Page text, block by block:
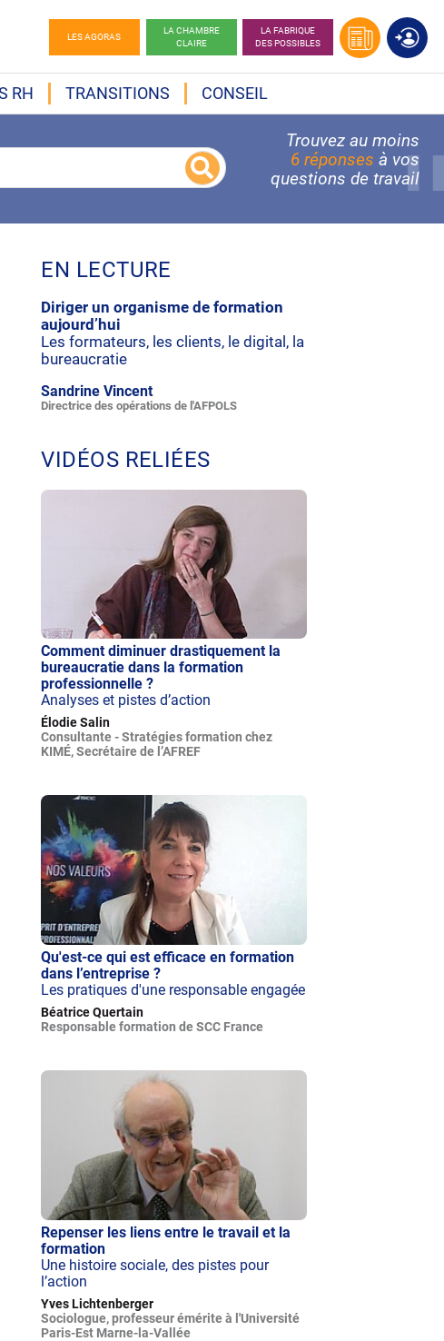
LES AGORAS
LA CHAMBRE
CLAIRE
LA FABRIQUE
DES POSSIBLES
RH TRANSITIONS CONSEIL
Trouvez au moins
6 réponses à vos
questions de travail
EN LECTURE
Diriger un organisme de formation
aujourd’hui
Les formateurs, les clients, le digital, la
bureaucratie
Sandrine Vincent
Directrice des opérations de l'AFPOLS
VIDÉOS RELIÉES
Comment diminuer drastiquement la
bureaucratie dans la formation
professionnelle ?
Analyses et pistes d’action
Élodie Salin
Consultante - Stratégies formation chez
KIMÉ, Secrétaire de l’AFREF
Qu'est-ce qui est efficace en formation
dans l’entreprise ?
Les pratiques d'une responsable engagée
Béatrice Quertain
Responsable formation de SCC France
Repenser les liens entre le travail et la
formation
Une histoire sociale, des pistes pour
l’action
Yves Lichtenberger
Sociologue, professeur émérite à l'Université
Paris-Est Marne-la-Vallée